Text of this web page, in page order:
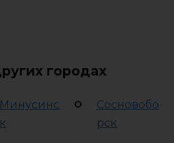
городах
Минусинс
к
Сосновобо
рск